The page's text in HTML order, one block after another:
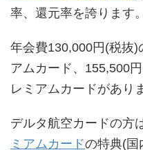
率、還元率を誇ります。
年会費130,000円(税抜)
アムカード、155,500
レミアムカードがあり
デルタ航空カードの方
ミアムカードの特典(国